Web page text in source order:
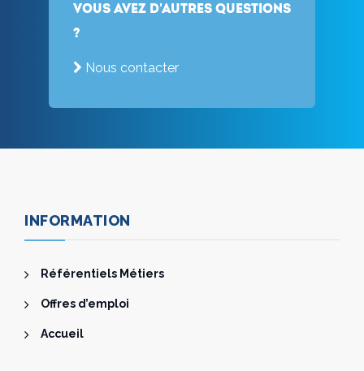
Vous avez d'autres questions
?
Nous contacter
INFORMATION
Référentiels Métiers
Offres d’emploi
Accueil